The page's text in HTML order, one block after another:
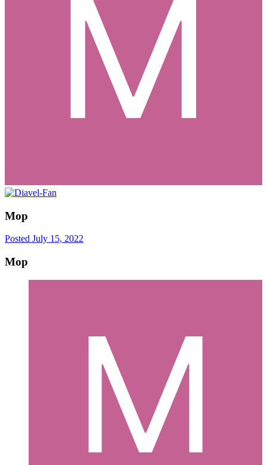
Mop
Posted July 15, 2022
Mop